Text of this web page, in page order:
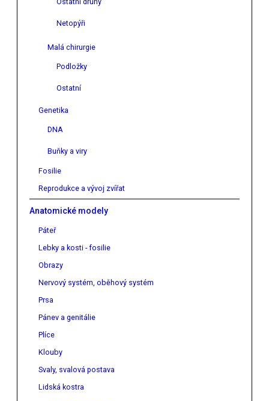
Netopýři
Malá chirurgie
Podložky
Ostatní
Genetika
DNA
Buňky a viry
Fosilie
Reprodukce a vývoj zvířat
Anatomické modely
Páteř
Lebky a kosti - fosilie
Obrazy
Nervový systém, oběhový systém
Prsa
Pánev a genitálie
Plíce
Klouby
Svaly, svalová postava
Lidská kostra